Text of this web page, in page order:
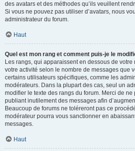
des avatars et des méthodes qu’ils veuillent
Si vous ne pouvez pas utiliser d’avatars, nous
administrateur du forum.
Haut
Quel est mon rang et comment puis-je le
Les rangs, qui apparaissent en dessous de votre
votre activité selon le nombre de messages que
certains utilisateurs spécifiques, comme les
modérateurs. Dans la plupart des cas, seul un
modifier le texte des rangs du forum. Merci de
publiant inutilement des messages afin
Beaucoup de forums ne toléreront pas ce
modérateur pourra vous sanctionner en
messages.
Haut